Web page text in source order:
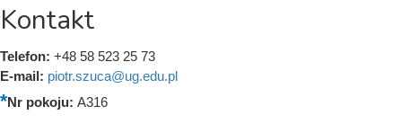
Kontakt
Telefon: +48 58 523 25 73
E-mail: piotr.szuca@ug.edu.pl
Nr pokoju: A316